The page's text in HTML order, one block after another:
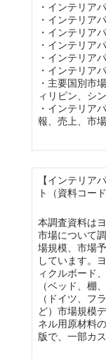
・インテリア
・インテリア
・インテリア
・インテリア
・インテリア
・インテリア
・主要国別市
ィリピン、シ
・インテリア
報、売上、市
【インテリア
ト（資料コー
本調査資料は
市場について
場規模、市場
しています。
ィクルボード
（ベッド、棚
（ドイツ、フ
ど）市場規模
ネル用原材料
版で、一部カ